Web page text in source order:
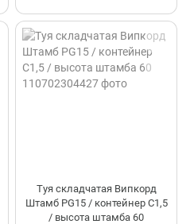
Туя складчатая Випкорд
Штамб PG15 / контейнер C1,5
/ высота штамба 60